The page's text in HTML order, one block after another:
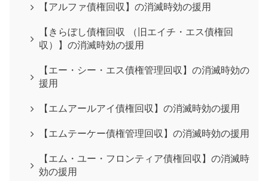
【アルファ債権回収】の消滅時効の援用
【きらぼし債権回収 （旧エイチ・エス債権回
収）】の消滅時効の援用
【エー・シー・エス債権管理回収】の消滅時効の
援用
【エムアールアイ債権回収】の消滅時効の援用
【エムテーケー債権管理回収】の消滅時効の援用
【エム・ユー・フロンティア債権回収】の消滅時
効の援用